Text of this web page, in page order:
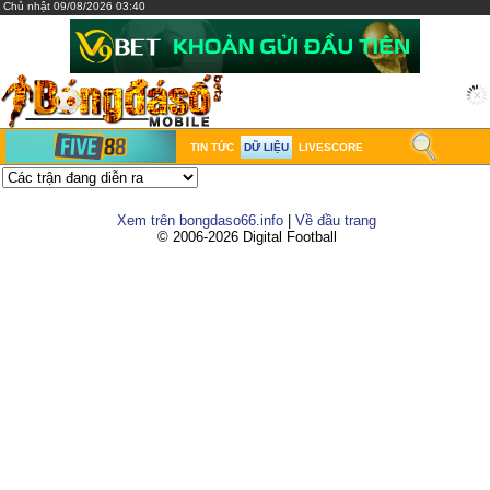
Chủ nhật 09/08/2026 03:40
TIN TỨC DỮ LIỆU LIVESCORE
Xem trên bongdaso66.info
Về đầu trang
© 2006-2026 Digital Football